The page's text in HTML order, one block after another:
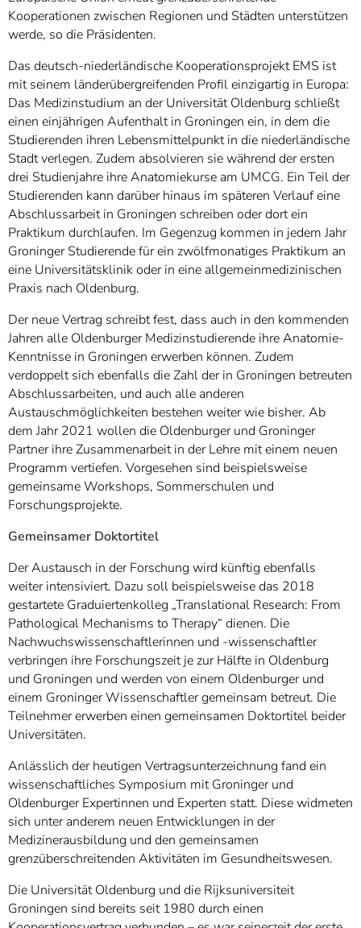
Kooperationen zwischen Regionen und Städten unterstützen
werde, so die Präsidenten.
Das deutsch-niederländische Kooperationsprojekt EMS ist
mit seinem länderübergreifenden Profil einzigartig in Europa:
Das Medizinstudium an der Universität Oldenburg schließt
einen einjährigen Aufenthalt in Groningen ein, in dem die
Studierenden ihren Lebensmittelpunkt in die niederländische
Stadt verlegen. Zudem absolvieren sie während der ersten
drei Studienjahre ihre Anatomiekurse am UMCG. Ein Teil der
Studierenden kann darüber hinaus im späteren Verlauf eine
Abschlussarbeit in Groningen schreiben oder dort ein
Praktikum durchlaufen. Im Gegenzug kommen in jedem Jahr
Groninger Studierende für ein zwölfmonatiges Praktikum an
eine Universitätsklinik oder in eine allgemeinmedizinischen
Praxis nach Oldenburg.
Der neue Vertrag schreibt fest, dass auch in den kommenden
Jahren alle Oldenburger Medizinstudierende ihre Anatomie-
Kenntnisse in Groningen erwerben können. Zudem
verdoppelt sich ebenfalls die Zahl der in Groningen betreuten
Abschlussarbeiten, und auch alle anderen
Austauschmöglichkeiten bestehen weiter wie bisher. Ab
dem Jahr 2021 wollen die Oldenburger und Groninger
Partner ihre Zusammenarbeit in der Lehre mit einem neuen
Programm vertiefen. Vorgesehen sind beispielsweise
gemeinsame Workshops, Sommerschulen und
Forschungsprojekte.
Gemeinsamer Doktortitel
Der Austausch in der Forschung wird künftig ebenfalls
weiter intensiviert. Dazu soll beispielsweise das 2018
gestartete Graduiertenkolleg „Translational Research: From
Pathological Mechanisms to Therapy“ dienen. Die
Nachwuchswissenschaftlerinnen und -wissenschaftler
verbringen ihre Forschungszeit je zur Hälfte in Oldenburg
und Groningen und werden von einem Oldenburger und
einem Groninger Wissenschaftler gemeinsam betreut. Die
Teilnehmer erwerben einen gemeinsamen Doktortitel beider
Universitäten.
Anlässlich der heutigen Vertragsunterzeichnung fand ein
wissenschaftliches Symposium mit Groninger und
Oldenburger Expertinnen und Experten statt. Diese widmeten
sich unter anderem neuen Entwicklungen in der
Medizinerausbildung und den gemeinsamen
grenzüberschreitenden Aktivitäten im Gesundheitswesen.
Die Universität Oldenburg und die Rijksuniversiteit
Groningen sind bereits seit 1980 durch einen